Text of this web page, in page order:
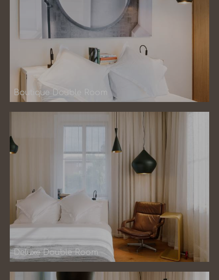
Boutique Double Room
Deluxe Double Room